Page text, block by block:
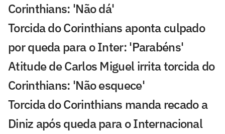
Corinthians: 'Não dá'
Torcida do Corinthians aponta culpado
por queda para o Inter: 'Parabéns'
Atitude de Carlos Miguel irrita torcida do
Corinthians: 'Não esquece'
Torcida do Corinthians manda recado a
Diniz após queda para o Internacional